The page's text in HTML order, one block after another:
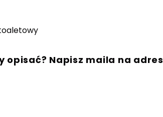
opisać? Napisz maila na adres